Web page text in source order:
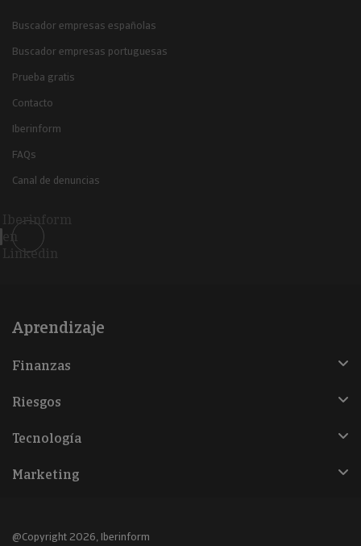
Buscador empresas españolas
Buscador empresas portuguesas
Prueba gratis
Contacto
Iberinform
FAQs
Canal de denuncias
Iberinform
en
Linkedin
Aprendizaje
Finanzas
Riesgos
Tecnología
Marketing
@Copyright 2026, Iberinform